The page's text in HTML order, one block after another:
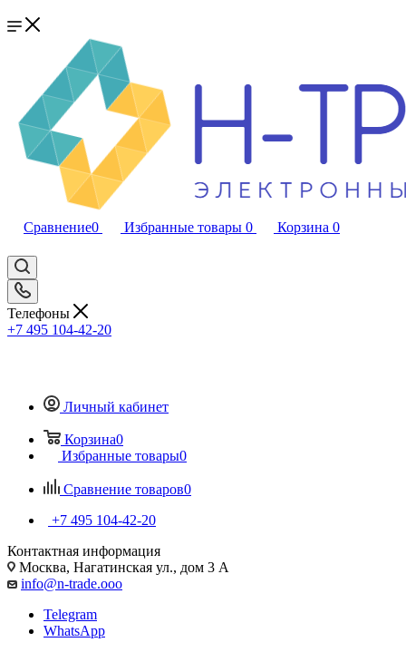
Сравнение0 Избранные товары 0 Корзина 0
Телефоны
+7 495 104-42-20
Личный кабинет
Корзина0
Избранные товары0
Сравнение товаров0
+7 495 104-42-20
Контактная информация
Москва, Нагатинская ул., дом 3 А
info@n-trade.ooo
Telegram
WhatsApp